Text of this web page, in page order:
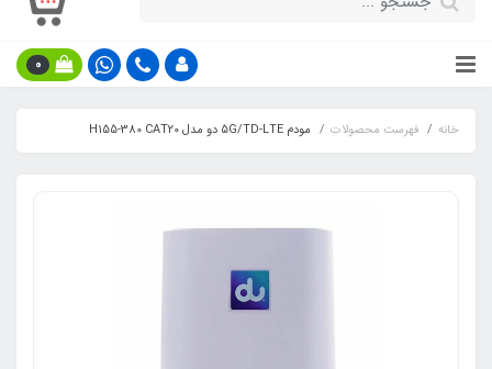
0
خانه فهرست محصولات مودم 5G/TD-LTE دو مدل H155-380 CAT20